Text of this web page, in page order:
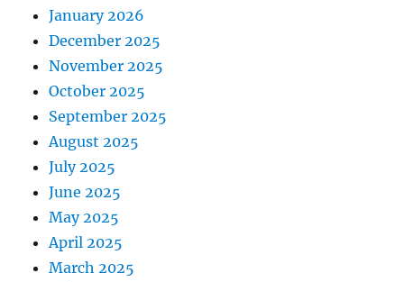
January 2026
December 2025
November 2025
October 2025
September 2025
August 2025
July 2025
June 2025
May 2025
April 2025
March 2025